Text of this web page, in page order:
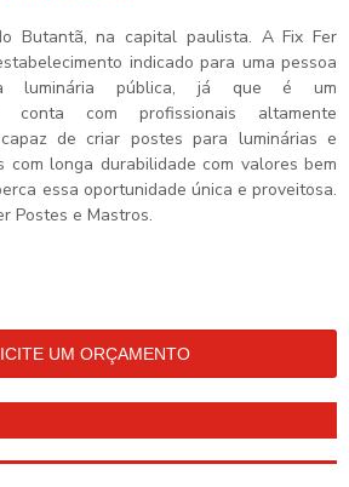
Butantã, na capital paulista. A Fix Fer
indicado para uma pessoa
luminária pública, já que é um
conta com profissionais altamente
de criar postes para luminárias e
com longa durabilidade com valores bem
essa oportunidade única e proveitosa.
Postes e Mastros.
UM ORÇAMENTO